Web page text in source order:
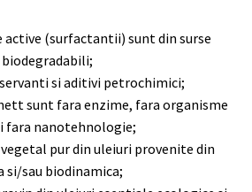
(surfactantii) sunt din surse
si aditivi petrochimici;
sunt fara enzime, fara organisme
fara nanotehnologie;
pur din uleiuri provenite din
si/sau biodinamica;